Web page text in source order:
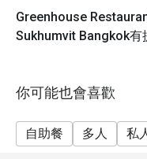
• Cheeses and cold
• Soup of the day
• Cereals and dairy
• Vegetarian and
• Special of the day
Greenhouse
Sukhumvit Bangkok有
你可能也會喜歡
自助餐 多人 私